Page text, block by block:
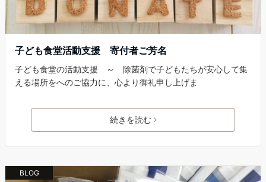
子ども食堂活動支援 寄付者ご芳名
子ども食堂の活動支援 ～ 除菌剤で子どもたちが安心して集
える場所をへのご協力に、心より御礼申し上げま
続きを読む
BLOG